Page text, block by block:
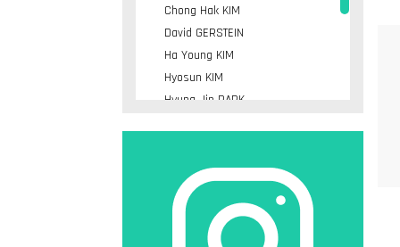
Chong Hak KIM
David GERSTEIN
Ha Young KIM
Hyosun KIM
Hyung Jin PARK
Michael CRAIG-MARTIN
Minjoo KIM
Sang Woo KOH
Seung Ho YOO